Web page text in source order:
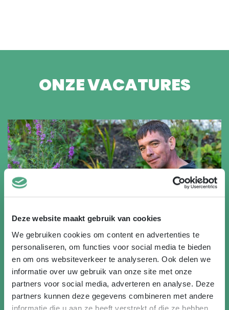
Deze website maakt gebruik van cookies
We gebruiken cookies om content en advertenties te
personaliseren, om functies voor social media te bieden
en om ons websiteverkeer te analyseren. Ook delen we
informatie over uw gebruik van onze site met onze
partners voor social media, adverteren en analyse. Deze
partners kunnen deze gegevens combineren met andere
informatie die u aan ze heeft verstrekt of die ze hebben
ONZE VACATURES
HOVENIER AANLEG SPELEN
Veldhoven